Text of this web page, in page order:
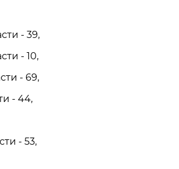
- 39,
- 10,
- 69,
- 44,
- 53,